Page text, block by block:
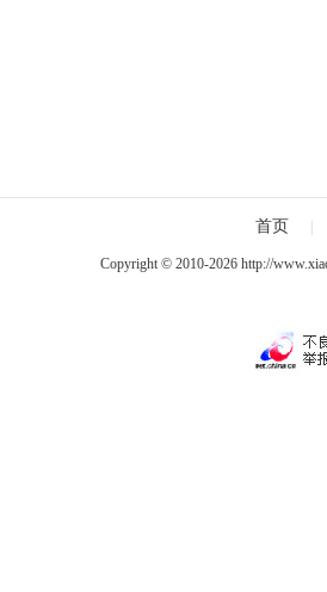
首页
Copyright © 2010-2026 http://